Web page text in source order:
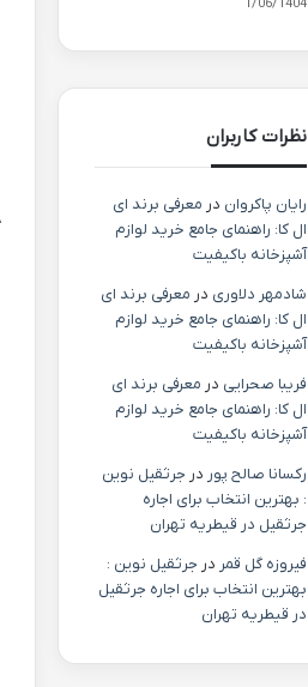
01/06/1404
نظرات کاربران
رایان پاکروان در معرفی برند ای
ال کا: راهنمای جامع خرید لوازم
آشپزخانه باکیفیت
شادمهر دلاوری در معرفی برند ای
ال کا: راهنمای جامع خرید لوازم
آشپزخانه باکیفیت
فریبا صحرایی در معرفی برند ای
ال کا: راهنمای جامع خرید لوازم
آشپزخانه باکیفیت
رکسانا صالح پور در جرثقیل نوین
: بهترین انتخاب برای اجاره
جرثقیل در قیطریه تهران
فیروزه گل قمر در جرثقیل نوین :
بهترین انتخاب برای اجاره جرثقیل
در قیطریه تهران